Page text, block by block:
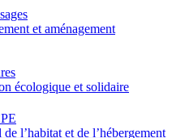
et aménagement
écologique et solidaire
l’habitat et de l’hébergement